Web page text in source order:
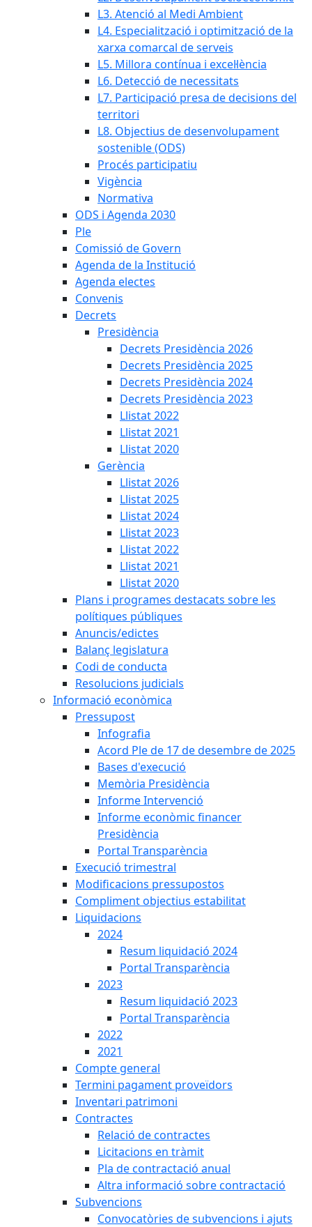
L3. Atenció al Medi Ambient
L4. Especialització i optimització de la
xarxa comarcal de serveis
L5. Millora contínua i excel·lència
L6. Detecció de necessitats
L7. Participació presa de decisions del
territori
L8. Objectius de desenvolupament
sostenible (ODS)
Procés participatiu
Vigència
Normativa
ODS i Agenda 2030
Ple
Comissió de Govern
Agenda de la Institució
Agenda electes
Convenis
Decrets
Presidència
Decrets Presidència 2026
Decrets Presidència 2025
Decrets Presidència 2024
Decrets Presidència 2023
Llistat 2022
Llistat 2021
Llistat 2020
Gerència
Llistat 2026
Llistat 2025
Llistat 2024
Llistat 2023
Llistat 2022
Llistat 2021
Llistat 2020
Plans i programes destacats sobre les
polítiques públiques
Anuncis/edictes
Balanç legislatura
Codi de conducta
Resolucions judicials
Informació econòmica
Pressupost
Infografia
Acord Ple de 17 de desembre de 2025
Bases d'execució
Memòria Presidència
Informe Intervenció
Informe econòmic financer
Presidència
Portal Transparència
Execució trimestral
Modificacions pressupostos
Compliment objectius estabilitat
Liquidacions
2024
Resum liquidació 2024
Portal Transparència
2023
Resum liquidació 2023
Portal Transparència
2022
2021
Compte general
Termini pagament proveïdors
Inventari patrimoni
Contractes
Relació de contractes
Licitacions en tràmit
Pla de contractació anual
Altra informació sobre contractació
Subvencions
Convocatòries de subvencions i ajuts